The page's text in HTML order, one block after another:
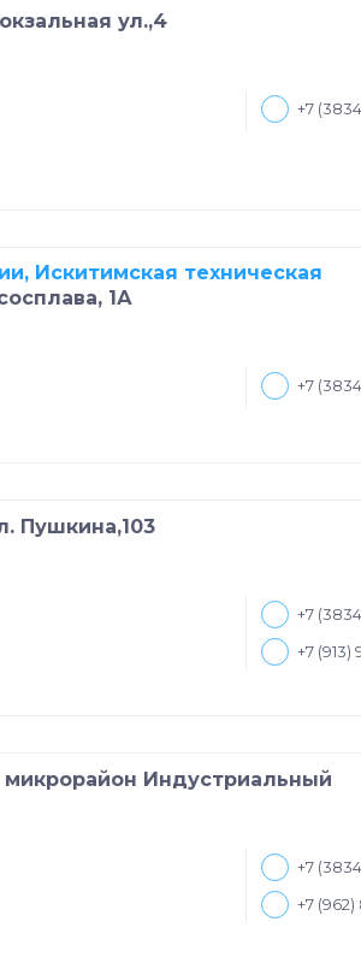
ул.,4
+7
Искитимская техническая
1А
+7
Пушкина,103
+7
+7 (913)
микрорайон Индустриальный
+7
+7 (962)